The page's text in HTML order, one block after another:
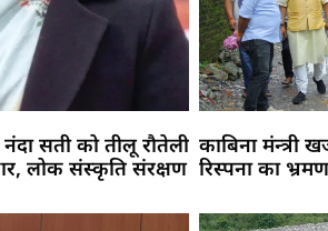
नंदा सती को तीलू रौतेली
लोक संस्कृति संरक्षण
काबिना मंन्त्री
रिस्पना का